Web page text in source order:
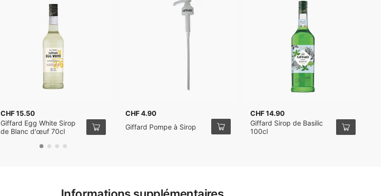
CHF 15.50
Giffard Egg White Sirop
de Blanc d'œuf 70cl
CHF 4.90
Giffard Pompe à Sirop
CHF 14.90
Giffard Sirop de Basilic
100cl